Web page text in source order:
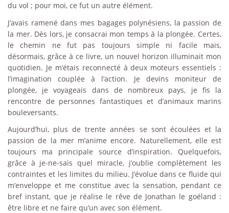
du vol ; pour moi, ce fut un autre élément.
J’avais ramené dans mes bagages polynésiens, la passion de
la mer. Dès lors, je consacrai mon temps à la plongée. Certes,
le chemin ne fut pas toujours simple ni facile mais,
désormais, grâce à ce livre, un nouvel horizon illuminait mon
quotidien. Je m’étais reconnecté à deux moteurs essentiels :
l’imagination couplée à l’action. Je devins moniteur de
plongée, je voyageais dans de nombreux pays, je fis la
rencontre de personnes fantastiques et d’animaux marins
bouleversants.
Aujourd’hui, plus de trente années se sont écoulées et la
passion de la mer m’anime encore. Naturellement, elle est
toujours ma principale source d’inspiration. Quelquefois,
grâce à je-ne-sais quel miracle, j’oublie complètement les
contraintes et les limites du milieu. J’évolue dans ce fluide qui
m’enveloppe et me constitue avec la sensation, pendant ce
bref instant, que je réalise le rêve de Jonathan le goéland :
être libre et ne faire qu’un avec son élément.